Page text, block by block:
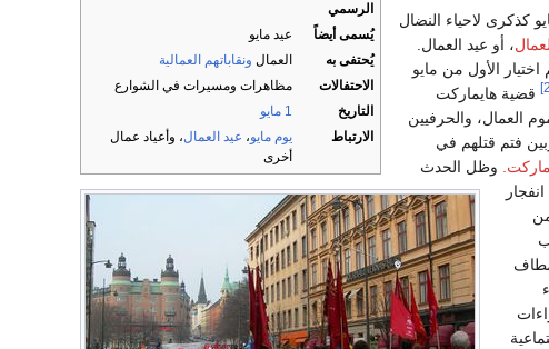
الرسمي
يُسمى أيضاً
عيد مايو
يُحتفى به
العمال ونقاباتهم العمالية
الاحتفالات
مظاهرات ومسيرات في الشوارع
التاريخ
1 مايو
الارتباط
يوم مايو، عيد العمال، وأعياد عمال
أخرى
كذكرى لاحياء النضال
، أو عيد العمال.
العالم، تم اختيار الأول من مايو
قضية هايماركت
العمال، والحرفيين
فتم قتلهم في
وظل الحدث